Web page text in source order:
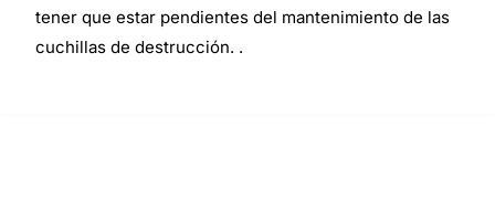
tener que estar pendientes del mantenimiento de las
cuchillas de destrucción. .